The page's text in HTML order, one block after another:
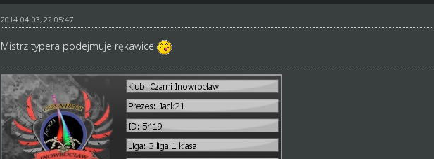
2014-04-03, 22:05:47
Mistrz typera podejmuje rękawice